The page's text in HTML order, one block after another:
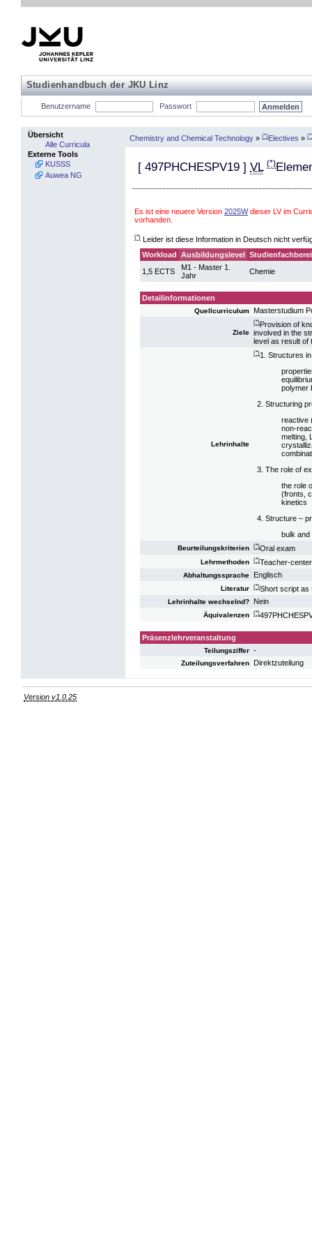
Studienhandbuch der JKU Linz
Benutzername Passwort
Übersicht
Alle Curricula
Externe Tools
KUSSS
Auwea NG
Chemistry and Chemical Technology » (*)Electives »
[ 497PHCHESPV19 ] VL (*)
Es ist eine neuere Version 2025Wdieser LV im
vorhanden.
(*) Leider ist diese Information in Deutsch nicht
Workload Ausbildungslevel
1,5 ECTS
M1 - Master 1.
Jahr
Chemie
Detailinformationen
Quellcurriculum Masterstudium
Ziele
(*)Provision of
involved in the
level as result of
Lehrinhalte
(*)1. Structures
polymer
2. Structuring
reactive
non-
melting,
3. The role of
the role
(fronts,
kinetics
4. Structure –
bulk and
Beurteilungskriterien (*)Oral exam
Lehrmethoden (*)Teacher-
Abhaltungssprache Englisch
Literatur (*)Short script as
Lehrinhalte wechselnd? Nein
Äquivalenzen (*)
Präsenzlehrveranstaltung
Teilungsziffer -
Zuteilungsverfahren Direktzuteilung
Version v1.0.25